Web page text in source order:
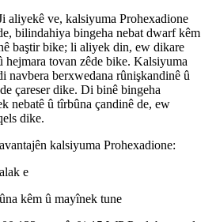
aliyekê ve, kalsiyuma Prohexadione
bilindahiya bingeha nebat dwarf kêm
baştir bike; li aliyek din, ew dikare
hejmara tovan zêde bike. Kalsiyuma
navbera berxwedana rûnişkandinê û
çareser dike. Di binê bingeha
nebatê û tîrbûna çandinê de, ew
dike.
kalsiyuma Prohexadione:
e
kêm û mayînek tune